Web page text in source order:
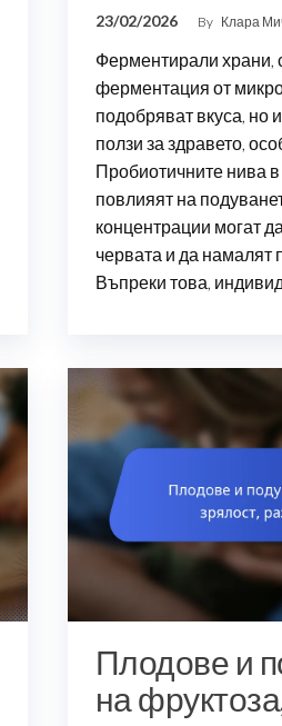
23/02/2026 By Клара
Ферментирали храни,
ферментация от
подобряват вкуса, но
ползи за здравето,
Пробиотичните нива в
повлияят на
концентрации могат
червата и да намалят
Въпреки това,
Плодове и
на